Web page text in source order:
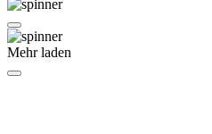
Mehr laden